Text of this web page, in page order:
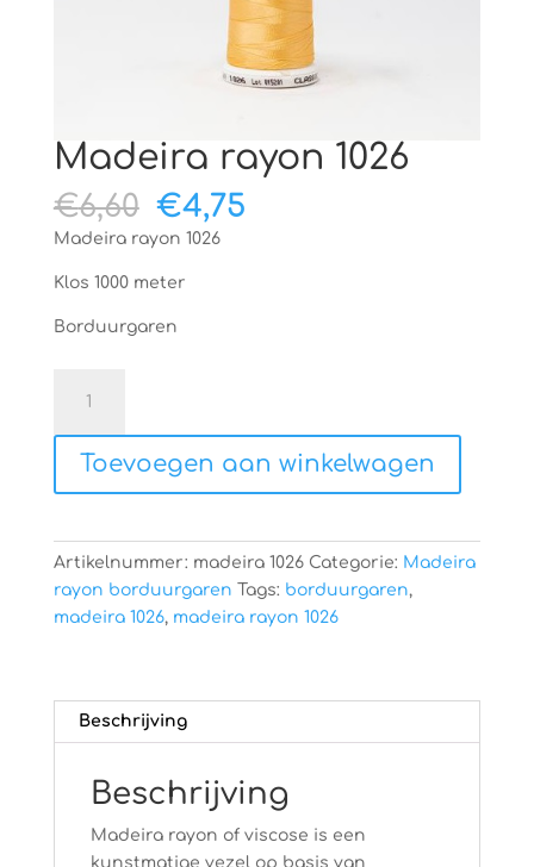
Madeira rayon 1026
€6,60 Oorspronkelijke
prijs
€6,60.
€4,75Huidige
Madeira rayon 1026
Klos 1000 meter
Borduurgaren
rayon
1026
aantal
Toevoegen aan winkelwagen
Artikelnummer: madeira 1026 Categorie: Madeira
rayon borduurgaren Tags: borduurgaren,
madeira 1026, madeira rayon 1026
Beschrijving
Beschrijving
Madeira rayon of viscose is een
kunstmatige vezel op basis van